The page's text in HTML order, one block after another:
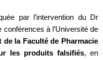
par l’intervention du Dr
à l’Université de
de la Faculté de Pharmacie
les produits falsifiés, en